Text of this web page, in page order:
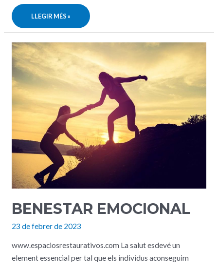
DONES
FACTUREM
I
HEM
D’APRENDRE
A
RESPONDRE
DES
D’UNA
PERSPECTIVA
SUPERIOR
LLEGIR MÉS »
BENESTAR EMOCIONAL
23 de febrer de 2023
www.espaciosrestaurativos.com La salut esdevé un
element essencial per tal que els individus aconseguim